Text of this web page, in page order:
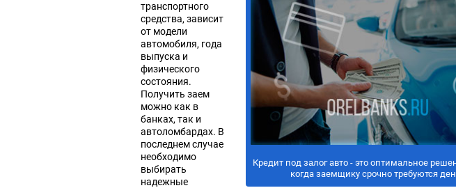
Кредит под залог авто - это оптимальное
когда заемщику срочно требуются
транспортного
средства, зависит
от модели
автомобиля, года
выпуска и
физического
состояния.
Получить заем
можно как в
банках, так и
автоломбардах. В
последнем случае
необходимо
выбирать
надежные